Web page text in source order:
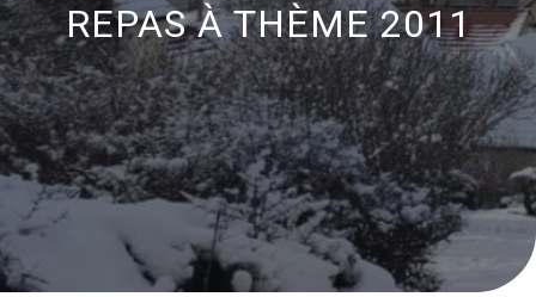
REPAS À THÈME 2011